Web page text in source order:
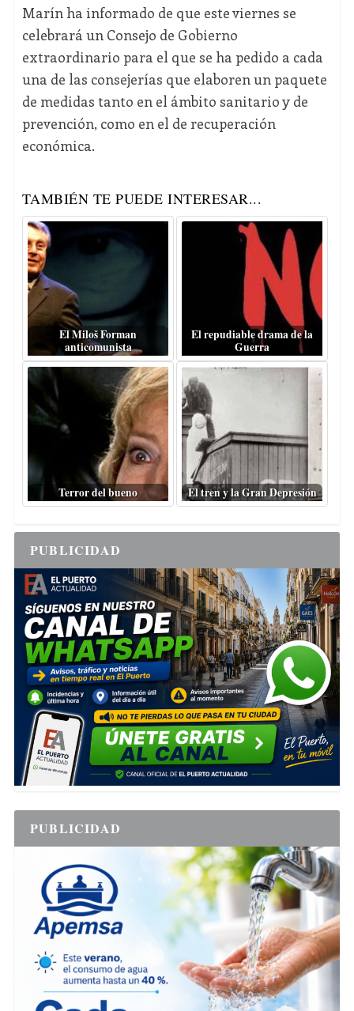
Marín ha informado de que este viernes se
celebrará un Consejo de Gobierno
extraordinario para el que se ha pedido a cada
una de las consejerías que elaboren un paquete
de medidas tanto en el ámbito sanitario y de
prevención, como en el de recuperación
económica.
TAMBIÉN TE PUEDE INTERESAR...
El Miloš Forman
anticomunista
El repudiable drama de la
Guerra
Terror del bueno El tren y la Gran Depresión
PUBLICIDAD
PUBLICIDAD